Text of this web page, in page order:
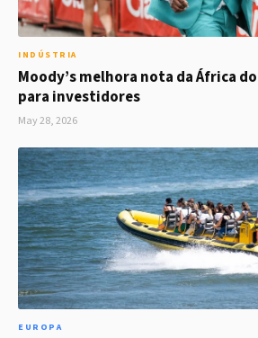
INDÚSTRIA
Moody’s melhora nota da África
para investidores
May 28, 2026
EUROPA